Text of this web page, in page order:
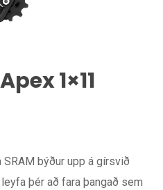
1×11
býður upp á gírsvið
þér að fara þangað sem